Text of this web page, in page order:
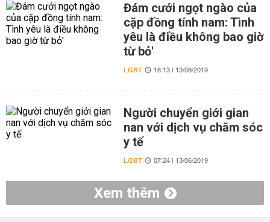
Đám cưới ngọt ngào của
cặp đồng tính nam: Tình
yêu là điều không bao giờ
từ bỏ'
LGBT 16:13 | 13/06/2019
Người chuyển giới gian
nan với dịch vụ chăm sóc
y tế
LGBT 07:24 | 13/06/2019
Xem thêm